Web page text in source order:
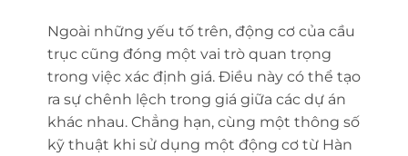
Ngoài những yếu tố trên, động cơ của cầu
trục cũng đóng một vai trò quan trọng
trong việc xác định giá. Điều này có thể tạo
ra sự chênh lệch trong giá giữa các dự án
khác nhau. Chẳng hạn, cùng một thông số
kỹ thuật khi sử dụng một động cơ từ Hàn